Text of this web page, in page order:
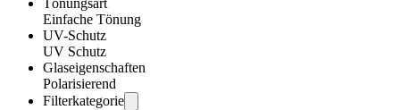
Tönungsart
Einfache Tönung
UV-Schutz
UV Schutz
Glaseigenschaften
Polarisierend
Filterkategorie